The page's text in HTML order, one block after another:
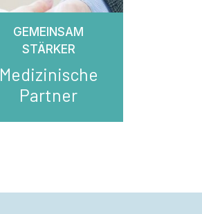
GEMEINSAM
STÄRKER
Medizinische
Partner